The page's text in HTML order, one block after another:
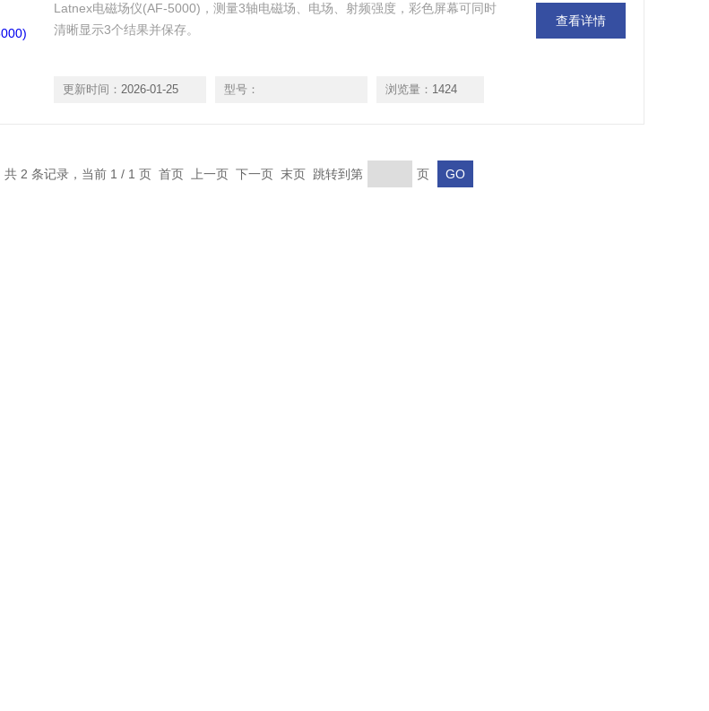
Latnex电磁场仪(AF-5000)，测量3轴电磁场、电场、射频强度，彩色屏幕可同时
清晰显示3个结果并保存。
更新时间： 2026-01-25 型号： 浏览量： 1424
查看详情
共 2 条记录，当前 1 / 1 页 首页 上一页 下一页 末页 跳转到第 页